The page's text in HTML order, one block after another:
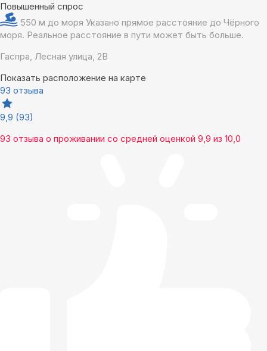
Повышенный спрос
550 м до моря Указано прямое расстояние до Чёрного
моря. Реальное расстояние в пути может быть больше.
Гаспра, Лесная улица, 2В
Показать расположение на карте
93 отзыва
9,9 (93)
93 отзыва о проживании со средней оценкой 9,9 из 10,0